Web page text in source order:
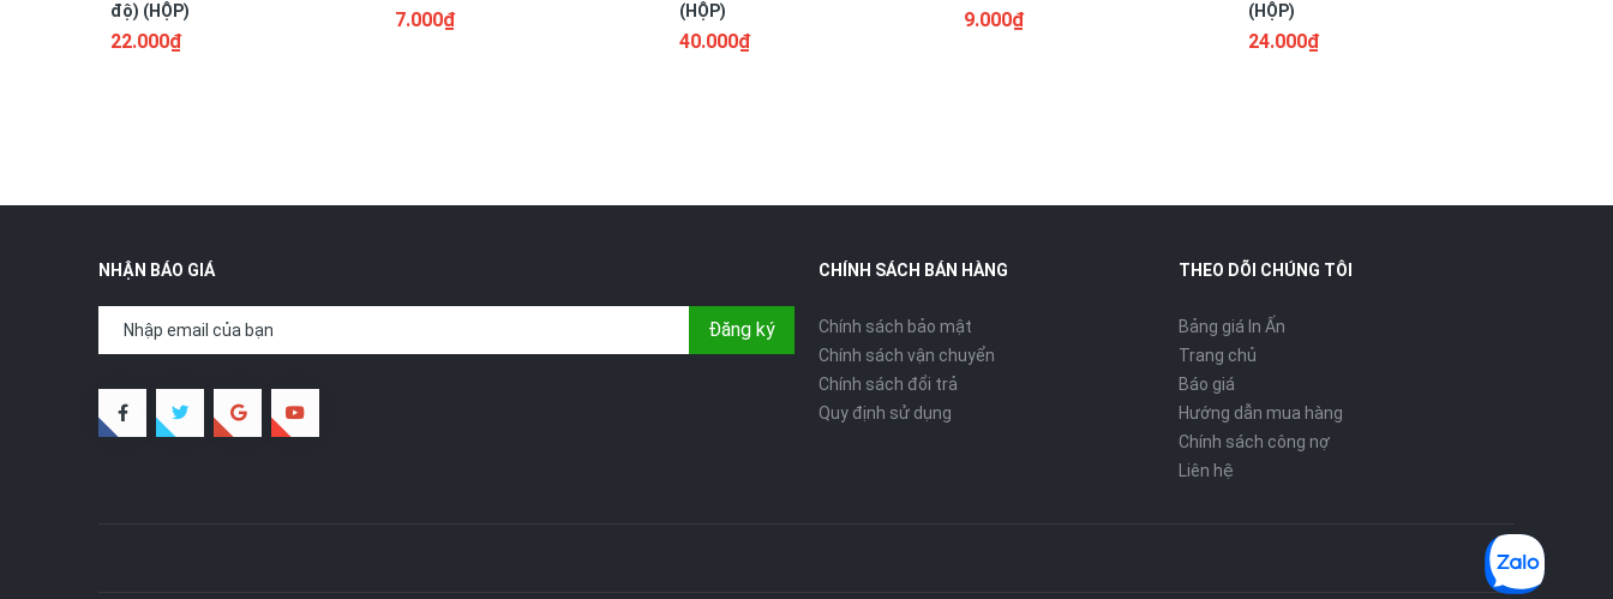
độ) (HỘP)
22.000₫
7.000₫
(HỘP)
40.000₫
9.000₫
(HỘP)
24.000₫
NHẬN BÁO GIÁ
Đăng ký
CHÍNH SÁCH BÁN HÀNG
Chính sách bảo mật
Chính sách vận chuyển
Chính sách đổi trả
Quy định sử dụng
THEO DÕI CHÚNG TÔI
Bảng giá In Ấn
Trang chủ
Báo giá
Hướng dẫn mua hàng
Chính sách công nợ
Liên hệ